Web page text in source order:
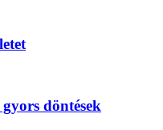
gyors döntések